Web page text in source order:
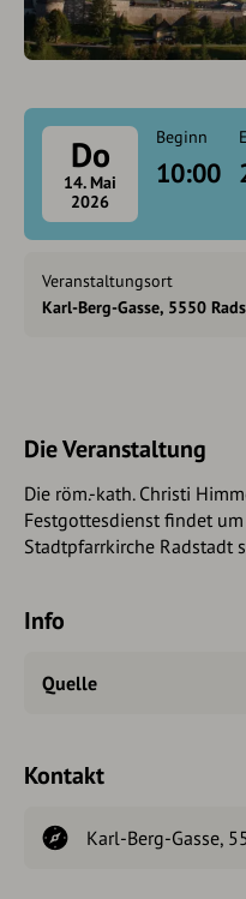
Do
14. Mai
2026
Beginn
10:00
Veranstaltungsort
Karl-Berg-Gasse, 5550
Die Veranstaltung
Die röm.-kath. Christi
Festgottesdienst findet
Stadtpfarrkirche Radstadt
Info
Quelle
Kontakt
Karl-Berg-Gasse,